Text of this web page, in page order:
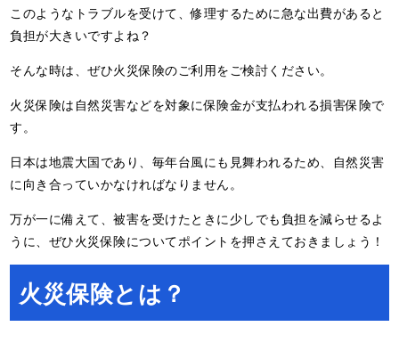
このようなトラブルを受けて、修理するために急な出費があると
負担が大きいですよね？
そんな時は、ぜひ火災保険のご利用をご検討ください。
火災保険は自然災害などを対象に保険金が支払われる損害保険で
す。
日本は地震大国であり、毎年台風にも見舞われるため、自然災害
に向き合っていかなければなりません。
万が一に備えて、被害を受けたときに少しでも負担を減らせるよ
うに、ぜひ火災保険についてポイントを押さえておきましょう！
火災保険とは？